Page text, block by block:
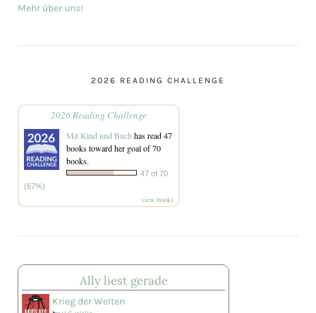
Mehr über uns!
2026 READING CHALLENGE
2026 Reading Challenge
Mit Kind und Buch has read 47
books toward her goal of 70
books.
47 of 70
(67%)
view books
Ally liest gerade
Krieg der Welten